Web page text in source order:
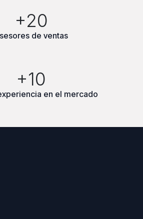
+20
de ventas
+10
en el mercado